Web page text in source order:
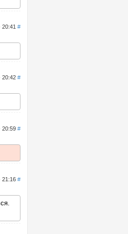
#
20:42 #
20:59 #
21:16 #